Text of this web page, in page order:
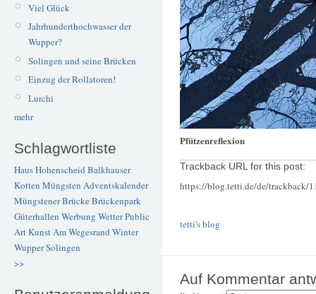
Viel Glück
Jahrhunderthochwasser der
Wupper?
Solingen und seine Brücken
Einzug der Rollatoren!
Lurchi
mehr
Schlagwortliste
Haus Hohenscheid Balkhauser
Kotten Müngsten Adventskalender
Müngstener BrückeBrückenpark
Güterhallen Werbung WetterPublic
ArtKunstAm Wegesrand Winter
WupperSolingen
>>
Pfützenreflexion
Trackback URL for this post:
https://blog.tetti.de/de/trackback/
tetti's blog
Auf Kommentar